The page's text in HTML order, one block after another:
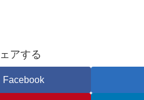
アする
Facebook